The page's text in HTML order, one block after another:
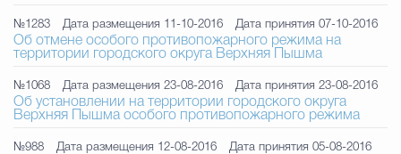
№1283 Дата размещения 11-10-2016 Дата принятия 07-10-2016
Об отмене особого противопожарного режима на
территории городского округа Верхняя Пышма
№1068 Дата размещения 23-08-2016 Дата принятия 23-08-2016
Об установлении на территории городского округа
Верхняя Пышма особого противопожарного режима
№988 Дата размещения 12-08-2016 Дата принятия 05-08-2016